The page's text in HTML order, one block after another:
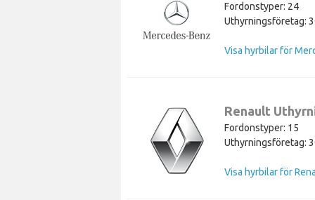
Fordonstyper: 24
Uthyrningsföretag:
Visa hyrbilar för
Renault
Fordonstyper: 15
Uthyrningsföretag:
Visa hyrbilar för